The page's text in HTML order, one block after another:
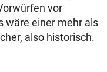
vor
wäre einer mehr als
also historisch.